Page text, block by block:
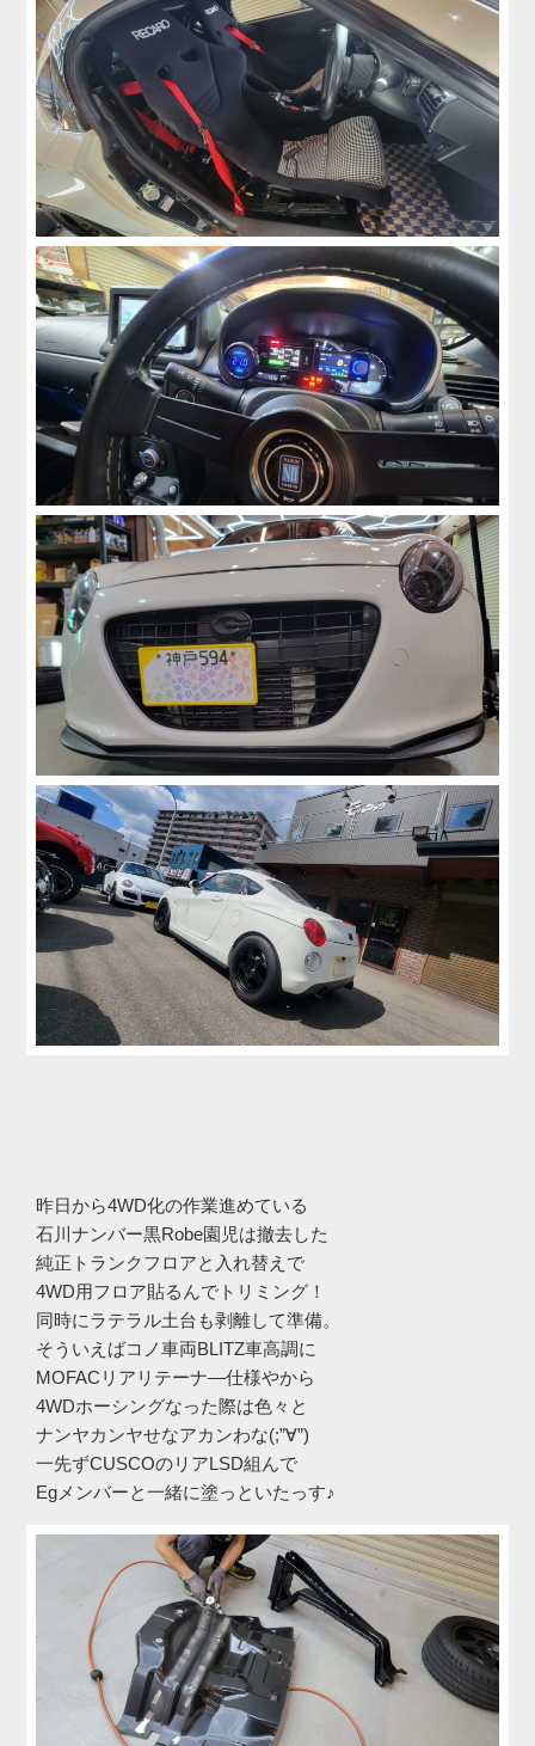
昨日から4WD化の作業進めている
石川ナンバー黒Robe園児は撤去した
純正トランクフロアと入れ替えで
4WD用フロア貼るんでトリミング！
同時にラテラル土台も剥離して準備。
そういえばコノ車両BLITZ車高調に
MOFACリアリテーナ―仕様やから
4WDホーシングなった際は色々と
ナンヤカンヤせなアカンわな(;”∀”)
一先ずCUSCOのリアLSD組んで
Egメンバーと一緒に塗っといたっす♪